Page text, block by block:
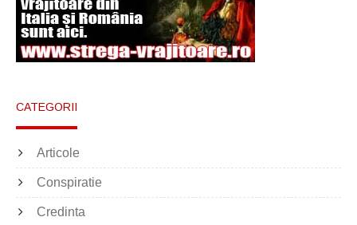
CATEGORII
Articole
Conspiratie
Credinta